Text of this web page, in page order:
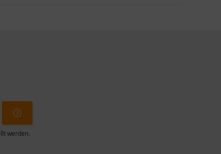
werden.